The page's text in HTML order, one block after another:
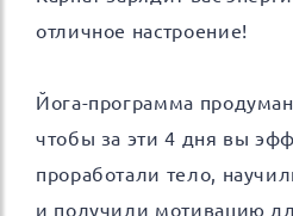
отличное настроение!
Йога-программа
чтобы за эти 4 дня вы
проработали тело,
и получили мотивацию